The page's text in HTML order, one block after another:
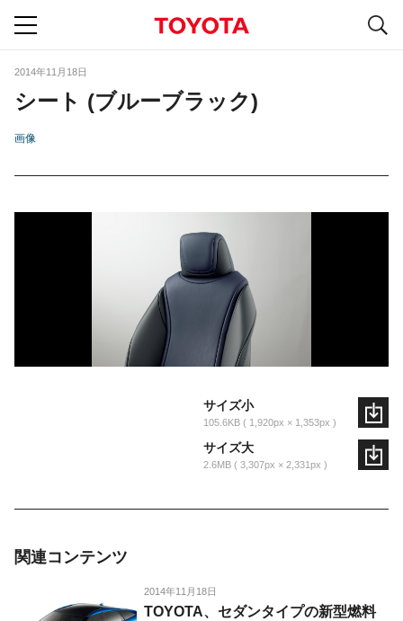
2014年11月18日
シート (ブルーブラック)
画像
サイズ小
105.6KB 1,920px × 1,353px
サイズ大
2.6MB 3,307px × 2,331px
関連コンテンツ
2014年11月18日
TOYOTA、セダンタイプの新型燃料